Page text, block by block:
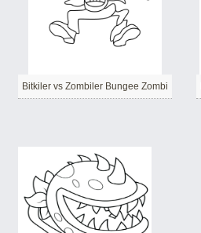
Bitkiler vs Zombiler Bungee Zombi